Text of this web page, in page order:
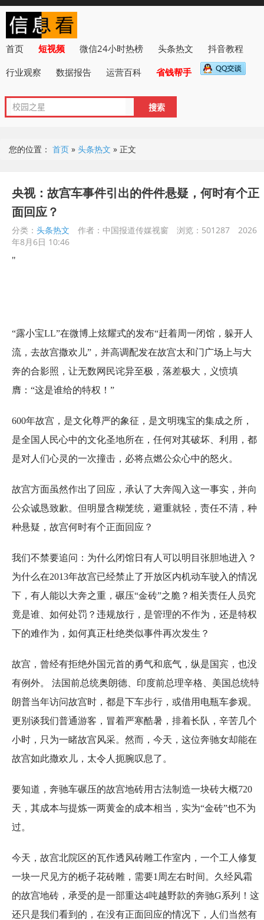
首页 短视频 微信24小时热榜 头条热文
抖音教程
行业观察
数据报告 运营百科 省钱帮手
您的位置： 首页 » 头条热文 » 正文
央视：故宫车事件引出的件件悬疑，何时有个正
面回应？
分类： 头条热文 作者：中国报道传媒视窗 浏览：501287
2026
年8月6日 10:46
"
“露小宝LL”在微博上炫耀式的发布“赶着周一闭馆，躲开人
流，去故宫撒欢儿”，并高调配发在故宫太和门广场上与大
奔的合影照，让无数网民诧异至极，落差极大，义愤填
膺：“这是谁给的特权！”
600年故宫，是文化尊严的象征，是文明瑰宝的集成之所，
是全国人民心中的文化圣地所在，任何对其破坏、利用，都
是对人们心灵的一次撞击，必将点燃公众心中的怒火。
故宫方面虽然作出了回应，承认了大奔闯入这一事实，并向
公众诚恳致歉。但明显含糊笼统，避重就轻，责任不清，种
种悬疑，故宫何时有个正面回应？
我们不禁要追问：为什么闭馆日有人可以明目张胆地进入？
为什么在2013年故宫已经禁止了开放区内机动车驶入的情况
下，有人能以大奔之重，碾压“金砖”之脆？相关责任人员究
竟是谁、如何处罚？违规放行，是管理的不作为，还是特权
下的难作为，如何真正杜绝类似事件再次发生？
故宫，曾经有拒绝外国元首的勇气和底气，纵是国宾，也没
有例外。 法国前总统奥朗德、印度前总理辛格、美国总统特
朗普当年访问故宫时，都是下车步行，或借用电瓶车参观。
更别谈我们普通游客，冒着严寒酷暑，排着长队，辛苦几个
小时，只为一睹故宫风采。然而，今天，这位奔驰女却能在
故宫如此撒欢儿，太令人扼腕叹息了。
要知道，奔驰车碾压的故宫地砖用古法制造一块砖大概720
天，其成本与提炼一两黄金的成本相当，实为“金砖”也不为
过。
今天，故宫北院区的瓦作透风砖雕工作室内，一个工人修复
一块一尺见方的栀子花砖雕，需要1周左右时间。久经风霜
的故宫地砖，承受的是一部重达4吨越野款的奔驰G系列！这
还只是我们看到的，在没有正面回应的情况下，人们当然有